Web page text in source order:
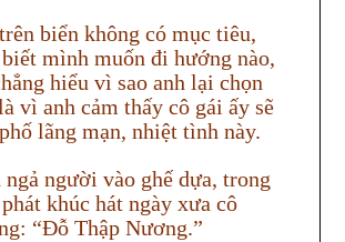
biển không có mục tiêu,
mình muốn đi hướng nào,
hiểu vì sao anh lại chọn
vì anh cảm thấy cô gái ấy sẽ
lãng mạn, nhiệt tình này.
ngả người vào ghế dựa, trong
khúc hát ngày xưa cô
“Đỗ Thập Nương.”